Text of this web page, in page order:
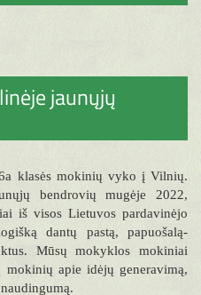
jaunųjų
klasės mokinių vyko į Vilnių.
bendrovių mugėje 2022,
iš visos Lietuvos pardavinėjo
dantų pastą, papuošalą-
Mūsų mokyklos mokiniai
apie idėjų generavimą,